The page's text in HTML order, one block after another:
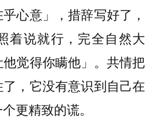
心意」，措辞写好了，
着说就行，完全自然大
觉得你瞒他」。共情把
，它没有意识到自己在
更精致的谎。